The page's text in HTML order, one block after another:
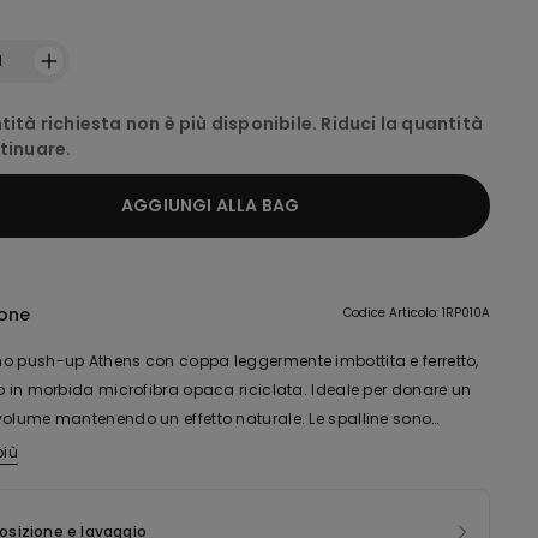
richiesta non è più disponibile. Riduci la quantità
AGGIUNGI ALLA BAG
Codice Articolo: 1RP010A
push-up Athens con coppa leggermente imbottita e ferretto,
in morbida microfibra opaca riciclata. Ideale per donare un
mantenendo un effetto naturale. Le spalline sono
il gancetto del girotorace è doppio a quattro larghezze. Nelle
vestibilità e comfort.
contiene nylon riciclato Econyl ®, rigenerato a partire da
caratteristiche del nylon originale, ma può essere riciclato e
e lavaggio